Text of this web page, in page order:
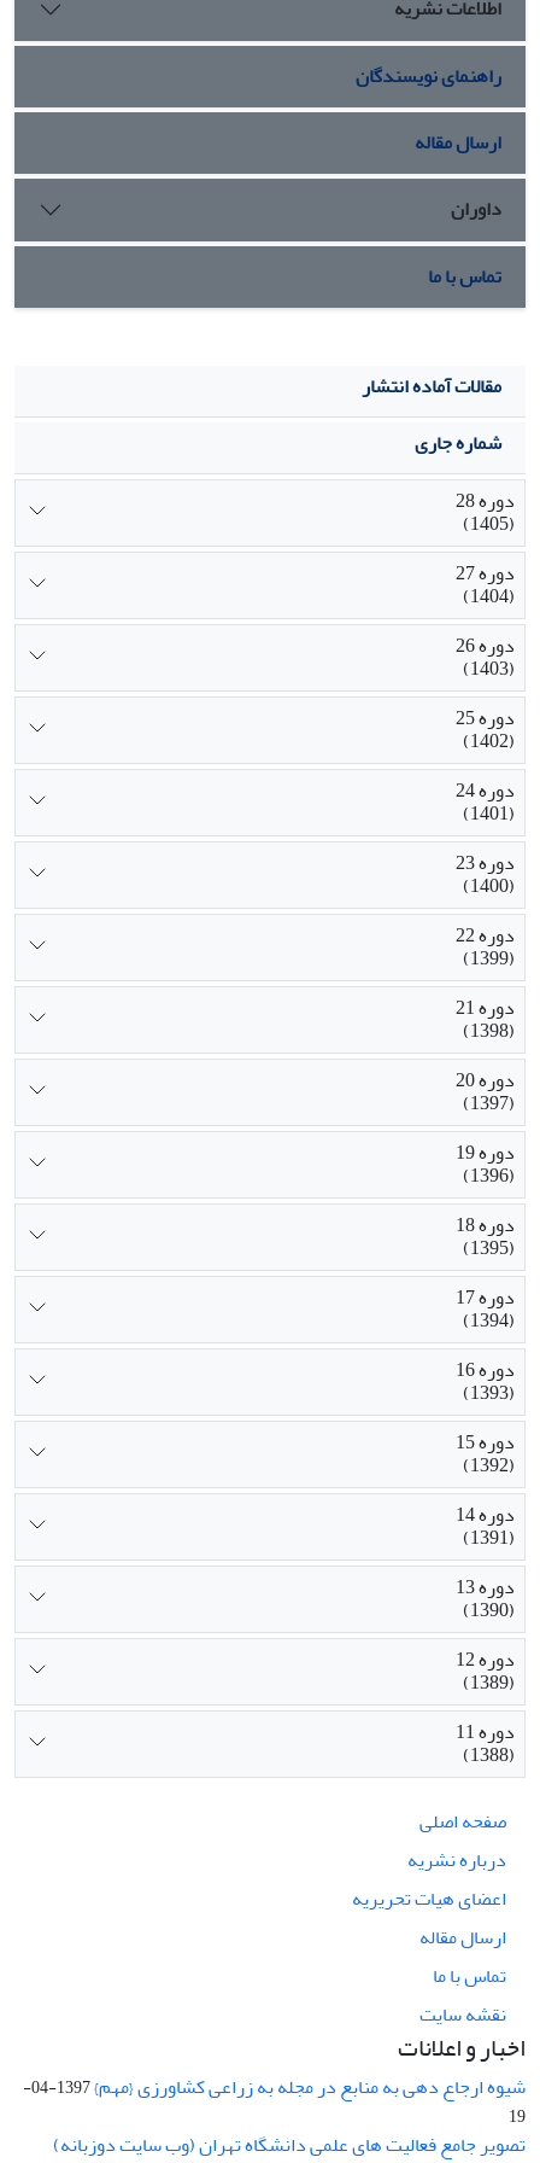
میلی‌متر و طول هفت تا 12 سانتی‌متر که دارای دو جوانه هستند،
برای افزایش موفقیت پیوند اپیکوتیل و بهبود کیفیت درختان
پیوندی گردو رقم ‘چندلر’ توصیه گردید.
اطلاعات نشریه
راهنمای نویسندگان
ارسال مقاله
داوران
تماس با ما
مقالات آماده انتشار
شماره جاری
دوره 28
(1405)
دوره 27
(1404)
دوره 26
(1403)
دوره 25
(1402)
دوره 24
(1401)
دوره 23
(1400)
دوره 22
(1399)
دوره 21
(1398)
دوره 20
(1397)
دوره 19
(1396)
دوره 18
(1395)
دوره 17
(1394)
دوره 16
(1393)
دوره 15
(1392)
دوره 14
(1391)
دوره 13
(1390)
دوره 12
(1389)
دوره 11
(1388)
صفحه اصلی
درباره نشریه
اعضای هیات تحریریه
ارسال مقاله
تماس با ما
نقشه سایت
اخبار و اعلانات
شیوه ارجاع دهی به منابع در مجله به زراعی کشاورزی {مهم}
1397-04-
19
تصویر جامع فعالیت های علمی دانشگاه تهران (وب سایت دوزبانه)